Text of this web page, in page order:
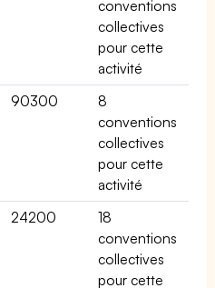
conventions
collectives
pour cette
activité
90300
8
conventions
collectives
pour cette
activité
24200
18
conventions
collectives
pour cette